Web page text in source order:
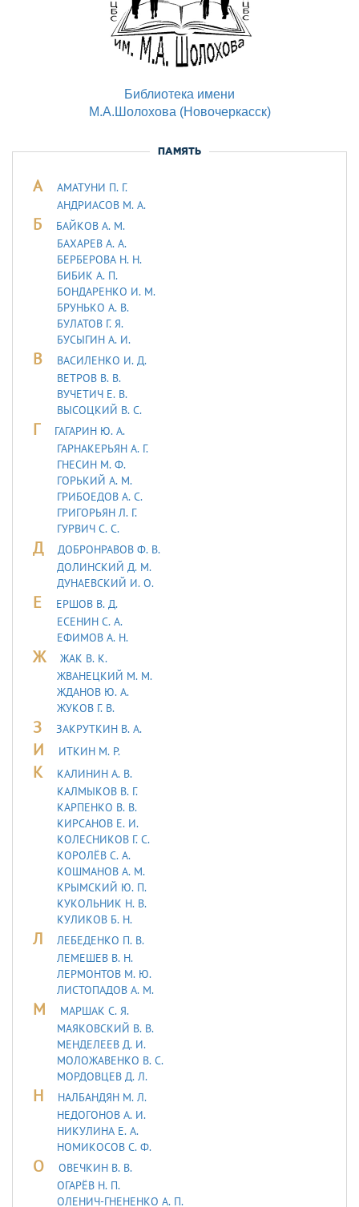
Библиотека имени
М.А.Шолохова (Новочеркасск)
ПАМЯТЬ
А
АМАТУНИ П. Г.
АНДРИАСОВ М. А.
Б
БАЙКОВ А. М.
БАХАРЕВ А. А.
БЕРБЕРОВА Н. Н.
БИБИК А. П.
БОНДАРЕНКО И. М.
БРУНЬКО А. В.
БУЛАТОВ Г. Я.
БУСЫГИН А. И.
В
ВАСИЛЕНКО И. Д.
ВЕТРОВ В. В.
ВУЧЕТИЧ Е. В.
ВЫСОЦКИЙ В. С.
Г
ГАГАРИН Ю. А.
ГАРНАКЕРЬЯН А. Г.
ГНЕСИН М. Ф.
ГОРЬКИЙ А. М.
ГРИБОЕДОВ А. С.
ГРИГОРЬЯН Л. Г.
ГУРВИЧ С. С.
Д
ДОБРОНРАВОВ Ф. В.
ДОЛИНСКИЙ Д. М.
ДУHАЕВСКИЙ И. О.
Е
ЕРШОВ В. Д.
ЕСЕНИН С. А.
ЕФИМОВ А. Н.
Ж
ЖАК В. К.
ЖВАНЕЦКИЙ М. М.
ЖДАНОВ Ю. А.
ЖУКОВ Г. В.
З ЗАКРУТКИН В. А.
И ИТКИН М. Р.
К
КАЛИНИН А. В.
КАЛМЫКОВ В. Г.
КАРПЕНКО В. В.
КИРСАНОВ Е. И.
КОЛЕСНИКОВ Г. С.
КОРОЛЁВ С. А.
КОШМАНОВ А. М.
КРЫМСКИЙ Ю. П.
КУКОЛЬНИК H. В.
КУЛИКОВ Б. Н.
Л
ЛЕБЕДЕHКО П. В.
ЛЕМЕШЕВ В. Н.
ЛЕРМОHТОВ М. Ю.
ЛИСТОПАДОВ А. М.
М
МАРШАК С. Я.
МАЯКОВСКИЙ В. В.
МЕНДЕЛЕЕВ Д. И.
МОЛОЖАВEHКО В. С.
МОРДОВЦЕВ Д. Л.
Н
НАЛБАНДЯН М. Л.
НЕДОГОНОВ А. И.
НИКУЛИНА Е. А.
НОМИКОСОВ С. Ф.
О
ОВЕЧКИН В. В.
ОГАРЁВ Н. П.
ОЛЕНИЧ-ГНЕНЕНКО А. П.